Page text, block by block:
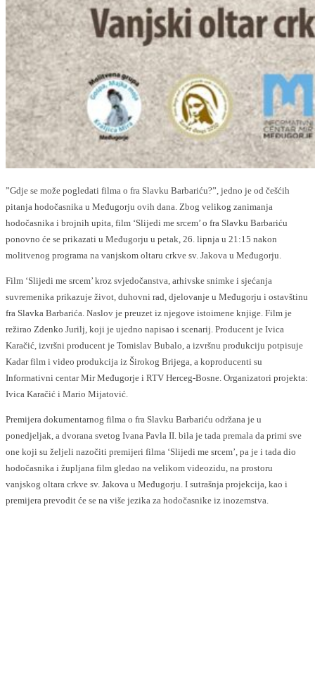
”Gdje se može pogledati filma o fra Slavku Barbariću?”, jedno je od češćih
pitanja hodočasnika u Međugorju ovih dana. Zbog velikog zanimanja
hodočasnika i brojnih upita, film ‘Slijedi me srcem’ o fra Slavku Barbariću
ponovno će se prikazati u Međugorju u petak, 26. lipnja u 21:15 nakon
molitvenog programa na vanjskom oltaru crkve sv. Jakova u Međugorju.
Film ‘Slijedi me srcem’ kroz svjedočanstva, arhivske snimke i sjećanja
suvremenika prikazuje život, duhovni rad, djelovanje u Međugorju i ostavštinu
fra Slavka Barbarića. Naslov je preuzet iz njegove istoimene knjige. Film je
režirao Zdenko Jurilj, koji je ujedno napisao i scenarij. Producent je Ivica
Karačić, izvršni producent je Tomislav Bubalo, a izvršnu produkciju potpisuje
Kadar film i video produkcija iz Širokog Brijega, a koproducenti su
Informativni centar Mir Međugorje i RTV Herceg-Bosne. Organizatori projekta:
Ivica Karačić i Mario Mijatović.
Premijera dokumentarnog filma o fra Slavku Barbariću održana je u
ponedjeljak, a dvorana svetog Ivana Pavla II. bila je tada premala da primi sve
one koji su željeli nazočiti premijeri filma ‘Slijedi me srcem’, pa je i tada dio
hodočasnika i župljana film gledao na velikom videozidu, na prostoru
vanjskog oltara crkve sv. Jakova u Međugorju. I sutrašnja projekcija, kao i
premijera prevodit će se na više jezika za hodočasnike iz inozemstva.